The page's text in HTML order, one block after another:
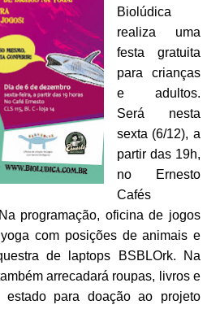
Biolúdica
realiza uma
festa gratuita
para crianças
e adultos.
Será nesta
sexta (6/12), a
partir das 19h,
no Ernesto
Cafés
programação, oficina de jogos
com posições de animais e
de laptops BSBLOrk. Na
arrecadará roupas, livros e
estado para doação ao projeto